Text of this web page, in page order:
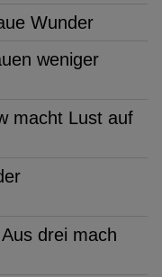
Wunder
weniger
macht Lust auf
drei mach